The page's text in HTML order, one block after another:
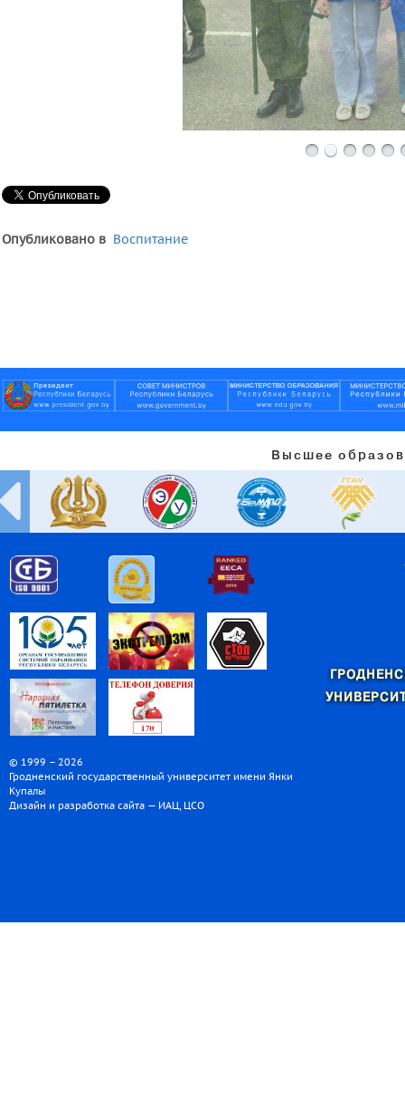
Опубликовано в Воспитание
Высшее
© 1999 – 2026
Гродненский государственный университет имени Янки
Купалы
Дизайн и разработка сайта — ИАЦ, ЦСО